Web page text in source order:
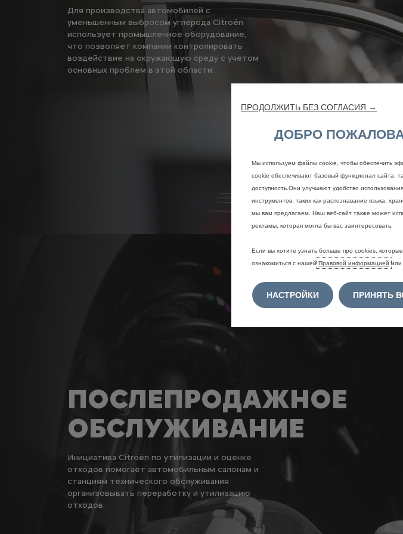
Для производства автомобилей с
уменьшенным выбросом углерода Citroën
использует промышленное оборудование,
что позволяет компании контролировать
воздействие на окружающую среду с учетом
основных проблем в этой области.
ПОСЛЕПРОДАЖНОЕ
ОБСЛУЖИВАНИЕ
Инициатива Citroën по утилизации и оценке
отходов помогает автомобильным салонам и
станциям технического обслуживания
организовывать переработку и утилизацию
отходов.
ПРОДОЛЖИТЬ БЕЗ СОГЛАСИЯ →
ДОБРО
Мы используем файлы cookie, чтобы обеспечить
cookie обеспечивают базовый функционал сайта,
доступность.Они улучшают удобство
инструментов, таких как распознавание языка,
мы вам предлагаем. Наш веб-сайт также может
рекламы, которая могла бы вас заинтересовать.
Если вы хотите узнать больше про cookies,
ознакомиться с нашей Правовой информацией или
НАСТРОЙКИ ПРИНЯТЬ